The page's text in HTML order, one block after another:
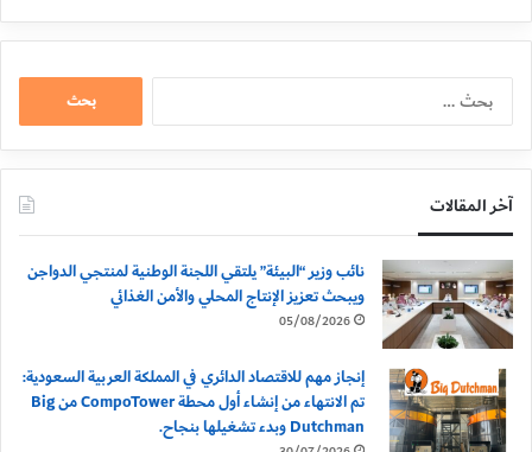
البحث
آخر المقالات
نائب وزير “البيئة” يلتقي اللجنة الوطنية لمنتجي الدواجن
ويبحث تعزيز الإنتاج المحلي والأمن الغذائي
05/08/2026
إنجاز مهم للاقتصاد الدائري في المملكة العربية السعودية:
تم الانتهاء من إنشاء أول محطة CompoTower من Big
Dutchman وبدء تشغيلها بنجاح.